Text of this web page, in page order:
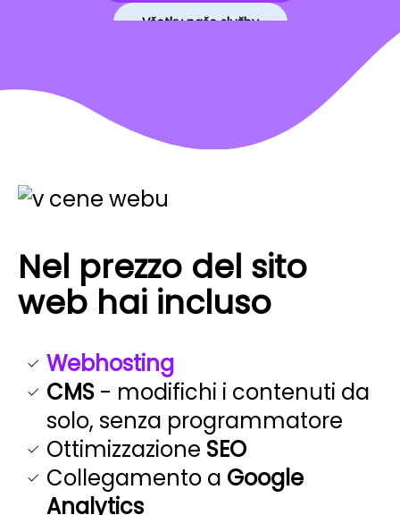
Všetky naše služby
Nel prezzo del sito
web hai incluso
Webhosting
CMS - modifichi i contenuti da
solo, senza programmatore
Ottimizzazione SEO
Collegamento a Google
Analytics